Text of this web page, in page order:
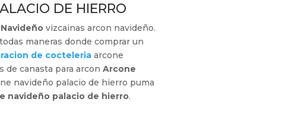
DE HIERRO
vizcainas arcon navideño.
maneras donde comprar un
de cocteleria arcone
de canasta para arconArcone
navideño palacio de hierro puma
navideño palacio de hierro.